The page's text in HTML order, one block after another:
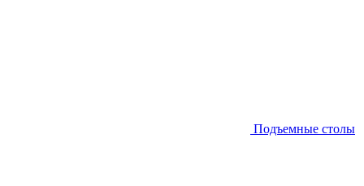
Подъемные столы